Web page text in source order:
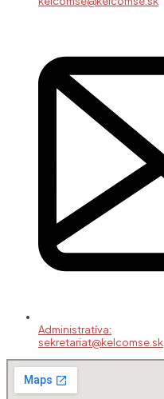
Administratíva:
sekretariat@kelcomse.sk